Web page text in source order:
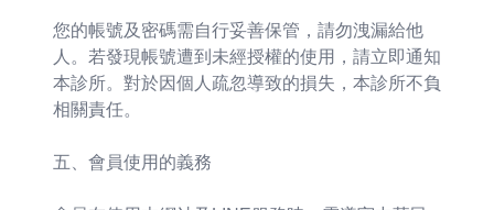
您的帳號及密碼需自行妥善保管，請勿洩漏給他
人。若發現帳號遭到未經授權的使用，請立即通知
本診所。對於因個人疏忽導致的損失，本診所不負
相關責任。
五、會員使用的義務